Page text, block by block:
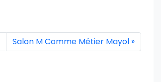
Salon M Comme Métier Mayol